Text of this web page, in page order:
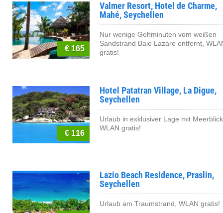
Valmer Resort, Hotel de Charme,
Mahé, Seychellen
€ 165
Nur wenige Gehminuten vom weißen
Sandstrand Baie Lazare entfernt,
gratis!
Hotel Patatran Village, La Digue,
Seychellen
€ 116
Urlaub in exklusiver Lage mit
WLAN gratis!
Lazio Beach Residence, Praslin,
Seychellen
Urlaub am Traumstrand, WLAN gratis!